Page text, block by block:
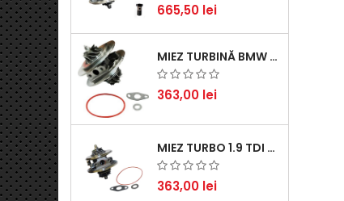
665,50 lei
MIEZ TURBINĂ BMW SERIA 1 (E81, E87) 120 D - CREȘTEȚI PERFORMANȚA ȘI RĂSPUNSUL MOTORULUI
363,00 lei
MIEZ TURBO 1.9 TDI - PERFORMANȚĂ FIABILĂ PENTRU AUDI, SEAT, SKODA ȘI VW
363,00 lei